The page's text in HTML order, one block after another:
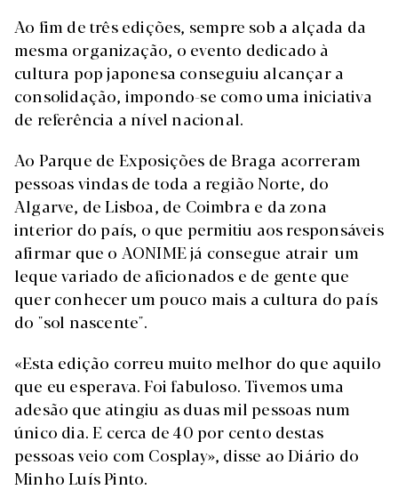
Ao fim de três edições, sempre sob a alçada da
mesma organização, o evento dedicado à
cultura pop japonesa conseguiu alcançar a
consolidação, impondo-se como uma iniciativa
de referência a nível nacional.
Ao Parque de Exposições de Braga acorreram
pessoas vindas de toda a região Norte, do
Algarve, de Lisboa, de Coimbra e da zona
interior do país, o que permitiu aos responsáveis
afirmar que o AONIME já consegue atrair um
leque variado de aficionados e de gente que
quer conhecer um pouco mais a cultura do país
do "sol nascente".
«Esta edição correu muito melhor do que aquilo
que eu esperava. Foi fabuloso. Tivemos uma
adesão que atingiu as duas mil pessoas num
único dia. E cerca de 40 por cento destas
pessoas veio com Cosplay», disse ao Diário do
Minho Luís Pinto.